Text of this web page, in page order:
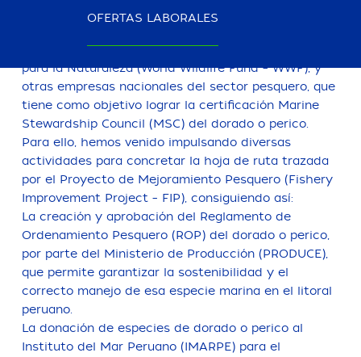
OFERTAS LABORALES
Alliance (PMA): una iniciativa del Fondo Mundial
para la Naturaleza (World Wildlife Fund – WWF), y
otras empresas nacionales del sector pesquero, que
tiene como objetivo lograr la certificación Marine
Stewardship Council (MSC) del dorado o perico.
Para ello, hemos venido impulsando diversas
actividades para concretar la hoja de ruta trazada
por el Proyecto de Mejoramiento Pesquero (Fishery
Improvement Project – FIP), consiguiendo así:
La creación y aprobación del Reglamento de
Ordenamiento Pesquero (ROP) del dorado o perico,
por parte del Ministerio de Producción (PRODUCE),
que permite garantizar la sostenibilidad y el
correcto manejo de esa especie marina en el litoral
peruano.
La donación de especies de dorado o perico al
Instituto del Mar Peruano (IMARPE) para el